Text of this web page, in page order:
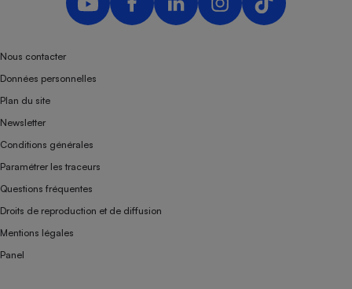
Nous contacter
Données personnelles
Plan du site
Newsletter
Conditions générales
Paramétrer les traceurs
Questions fréquentes
Droits de reproduction et de diffusion
Mentions légales
Panel